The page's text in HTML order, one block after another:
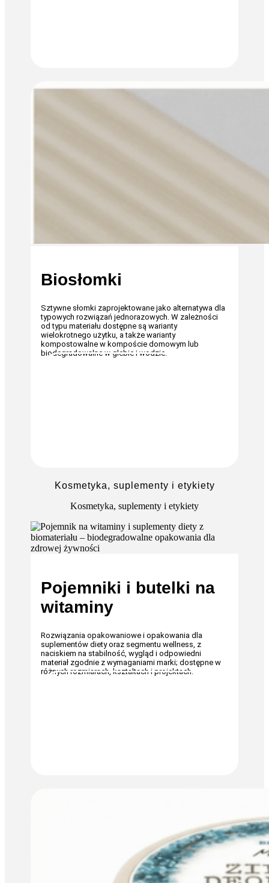
Biosłomki
Sztywne słomki zaprojektowane jako alternatywa dla
typowych rozwiązań jednorazowych. W zależności
od typu materiału dostępne są warianty
wielokrotnego użytku, a także warianty
kompostowalne w kompoście domowym lub
biodegradowalne w glebie i wodzie.
Kosmetyka, suplementy i etykiety
Kosmetyka, suplementy i etykiety
Pojemniki i butelki na
witaminy
Rozwiązania opakowaniowe i opakowania dla
suplementów diety oraz segmentu wellness, z
naciskiem na stabilność, wygląd i odpowiedni
materiał zgodnie z wymaganiami marki; dostępne w
różnych rozmiarach, kształtach i projektach.